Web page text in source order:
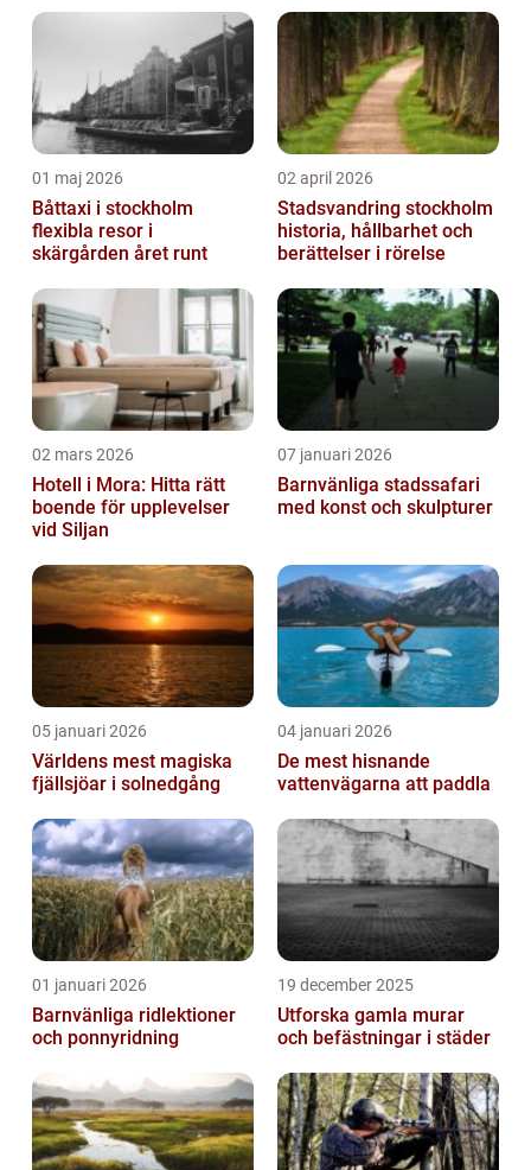
01 maj 2026
Båttaxi i stockholm
flexibla resor i
skärgården året runt
02 april 2026
Stadsvandring stockholm
historia, hållbarhet och
berättelser i rörelse
02 mars 2026
Hotell i Mora: Hitta rätt
boende för upplevelser
vid Siljan
07 januari 2026
Barnvänliga stadssafari
med konst och skulpturer
05 januari 2026
Världens mest magiska
fjällsjöar i solnedgång
04 januari 2026
De mest hisnande
vattenvägarna att paddla
01 januari 2026
Barnvänliga ridlektioner
och ponnyridning
19 december 2025
Utforska gamla murar
och befästningar i städer